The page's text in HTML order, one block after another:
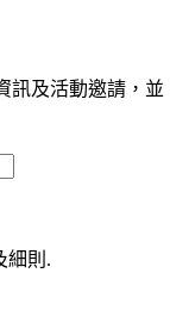
訊及活動邀請，並
細則.